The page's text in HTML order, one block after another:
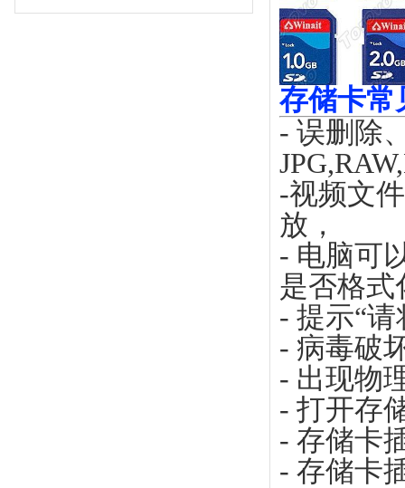
存储卡常
- 误删除
-视频文
放，
- 电脑可
是否格式
- 提示“
- 病毒破
- 出现物
- 打开存
- 存储卡
- 存储卡